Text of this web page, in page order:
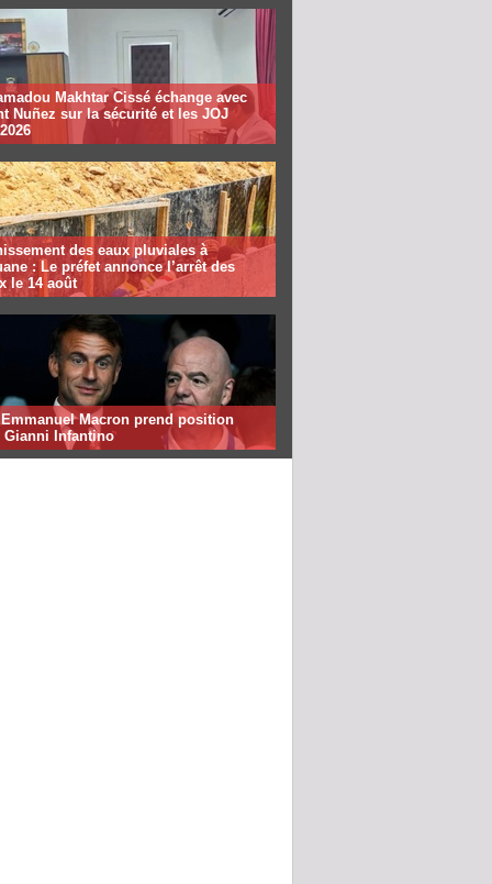
Makhtar Cissé échange avec
Nuñez sur la sécurité et les JOJ
des eaux pluviales à
: Le préfet annonce l’arrêt des
le 14 août
Emmanuel Macron prend position
Gianni Infantino